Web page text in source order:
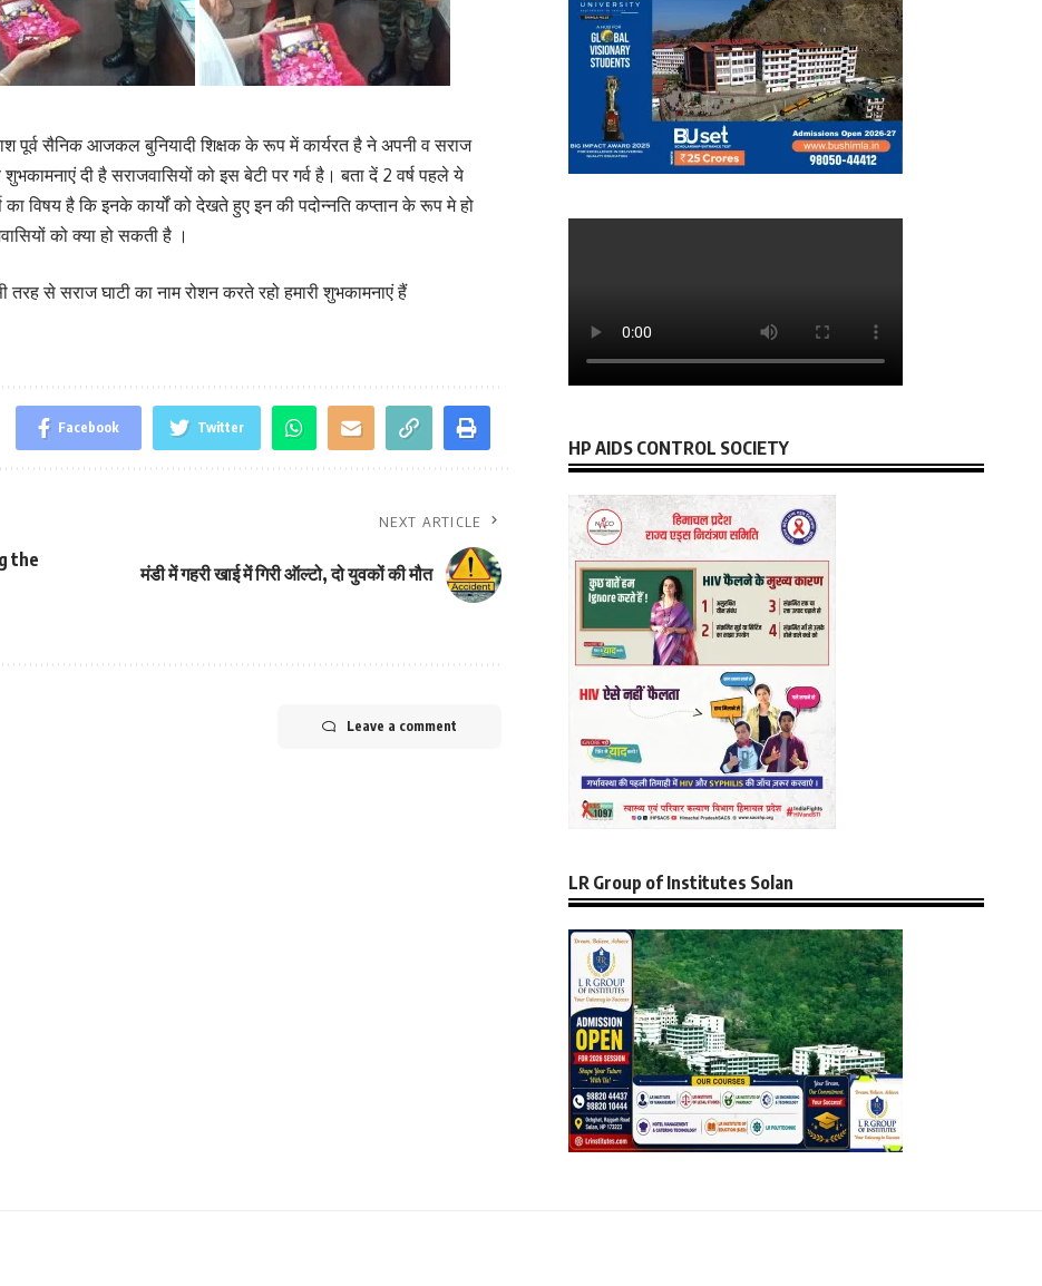
पूर्व सैनिक आजकल बुनियादी शिक्षक के रूप में कार्यरत है ने अपनी व सराज
शुभकामनाएं दी है सराजवासियों को इस बेटी पर गर्व है। बता दें 2 वर्ष पहले ये
विषय है कि इनके कार्यों को देखते हुए इन की पदोन्नति कप्तान के रूप मे हो
को क्या हो सकती है ।
से सराज घाटी का नाम रोशन करते रहो हमारी शुभकामनाएं हैं
Facebook Twitter
the
NEXT ARTICLE
मंडी में गहरी खाई में गिरी ऑल्टो, दो युवकों की मौत
Leave a comment
HP AIDS CONTROL SOCIETY
LR Group of Institutes Solan